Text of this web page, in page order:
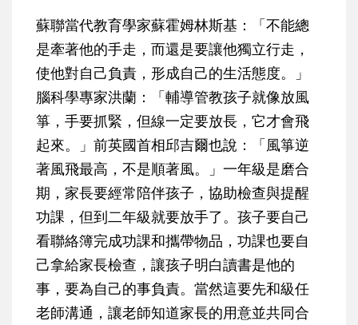
蘇聯當代教育學家蘇霍姆林斯基：「不能總
是牽著他的手走，而還是要讓他獨立行走，
使他對自己負責，形成自己的生活態度。」
腦科學專家洪蘭：「輔導管教孩子就像放風
箏，手要抓緊，但線一定要放長，它才會飛
起來。」前英國首相邱吉爾也說：「風箏逆
著風飛最高，不是順著風。」一年級是磨合
期，家長要經常陪伴孩子，協助檢查與提醒
功課，但到二年級就要放手了。孩子要自己
看聯絡簿完成功課和攜帶物品，功課也要自
己拿給家長檢查，讓孩子明白讀書是他的
事，要為自己的事負責。當然這要先和級任
老師溝通，讓老師知道家長的用意並共同合